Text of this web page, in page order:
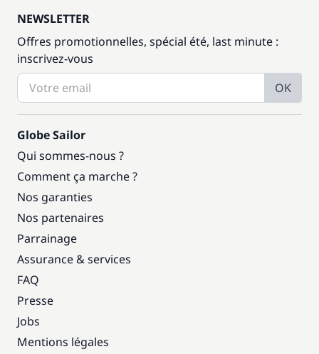
NEWSLETTER
Offres promotionnelles, spécial été, last minute :
inscrivez-vous
OK
Globe Sailor
Qui sommes-nous ?
Comment ça marche ?
Nos garanties
Nos partenaires
Parrainage
Assurance & services
FAQ
Presse
Jobs
Mentions légales